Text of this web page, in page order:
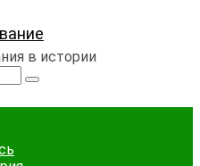
в истории